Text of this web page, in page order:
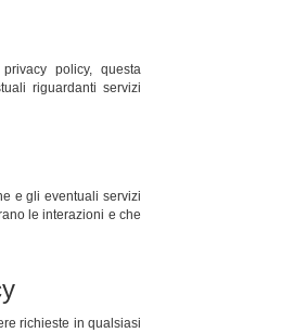
policy, questa
riguardanti servizi
e gli eventuali servizi
le interazioni e che
richieste in qualsiasi